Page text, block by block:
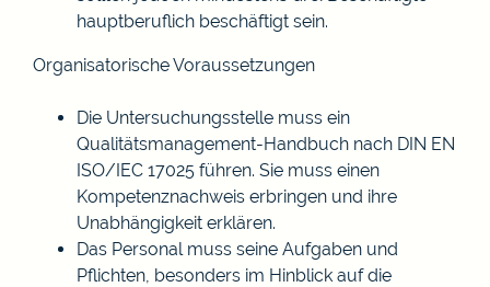
hauptberuflich beschäftigt sein.
Organisatorische Voraussetzungen
Die Untersuchungsstelle muss ein
Qualitätsmanagement-Handbuch nach DIN EN
ISO/IEC 17025 führen. Sie muss einen
Kompetenznachweis erbringen und ihre
Unabhängigkeit erklären.
Das Personal muss seine Aufgaben und
Pflichten, besonders im Hinblick auf die